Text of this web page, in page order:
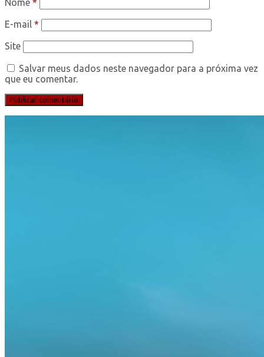
Nome *
E-mail *
Site
Salvar meus dados neste navegador para a próxima vez
que eu comentar.